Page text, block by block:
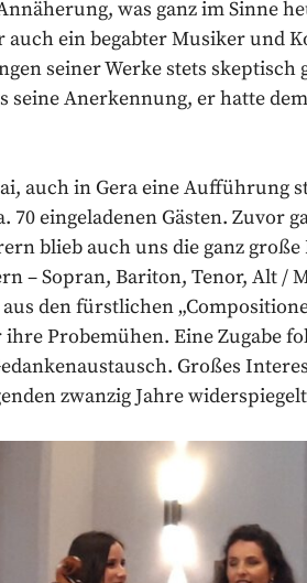
was ganz im Sinne
auch ein begabter Musiker und
seiner Werke stets skeptisch
seine Anerkennung, er hatte
auch in Gera eine Aufführung
eingeladenen Gästen. Zuvor
blieb auch uns die ganz
– Sopran, Bariton, Tenor, Alt /
den fürstlichen
Probemühen. Eine Zugabe
Großes
zwanzig Jahre